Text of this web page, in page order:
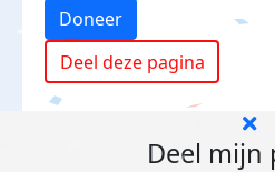
Doneer
Deel deze pagina
Deel mijn